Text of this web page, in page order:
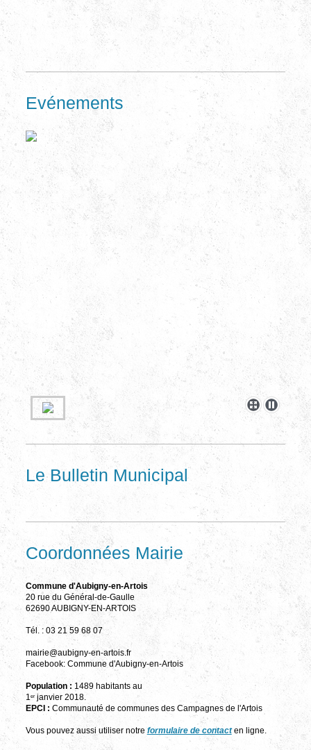
Evénements
Le Bulletin Municipal
Coordonnées Mairie
Commune d'Aubigny-en-Artois
20 rue du Général-de-Gaulle
62690 AUBIGNY-EN-ARTOIS
Tél. : 03 21 59 68 07
mairie@aubigny-en-artois.fr
Facebook: Commune d'Aubigny-en-Artois
Population : 1489 habitants au
1 erjanvier 2018.
EPCI : Communauté de communes des Campagnes de l'Artois
Vous pouvez aussi utiliser notre formulaire de contact en ligne.